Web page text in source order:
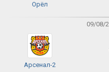
Орёл
09/08/
Арсенал-2